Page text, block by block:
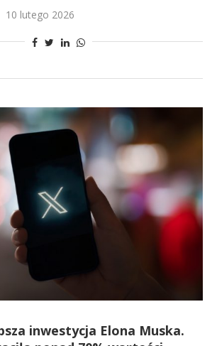
10 lutego 2026
inwestycja Elona Muska.